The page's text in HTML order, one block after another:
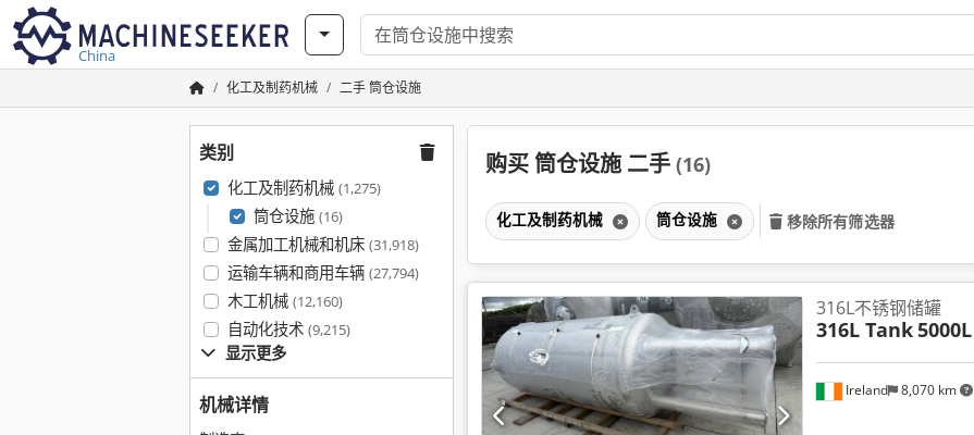
China
化工及制药机械 二手 筒仓设施
类别
化工及制药机械 (1,275)
筒仓设施 (16)
金属加工机械和机床 (31,918)
运输车辆和商用车辆 (27,794)
木工机械 (12,160)
自动化技术 (9,215)
显示更多
机械详情
购买 筒仓设施 二手 (16)
化工及制药机械 筒仓设施 移除所有筛选器
Ireland 8,070 km
316L不锈钢储罐
316L Tank5000L